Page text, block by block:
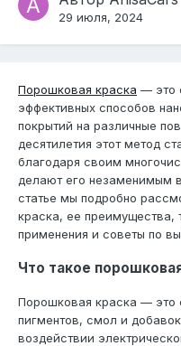
29 июля, 2024
Порошковая краска — это
эффективных способов
покрытий на различные
десятилетия этот метод
благодаря своим
делают его незаменимым
статье мы подробно
краска, ее преимущества,
применения и советы по
Что такое
Порошковая краска — это
пигментов, смол и
воздействии